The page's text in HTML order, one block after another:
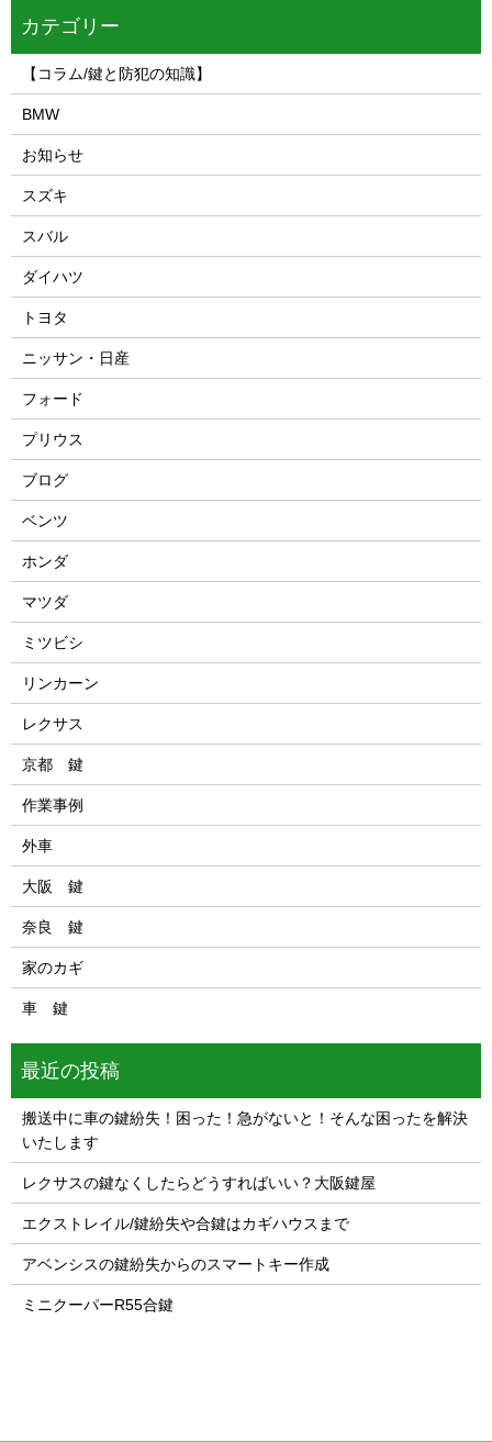
カテゴリー
【コラム/鍵と防犯の知識】
BMW
お知らせ
スズキ
スバル
ダイハツ
トヨタ
ニッサン・日産
フォード
プリウス
ブログ
ベンツ
ホンダ
マツダ
ミツビシ
リンカーン
レクサス
京都 鍵
作業事例
外車
大阪 鍵
奈良 鍵
家のカギ
車 鍵
最近の投稿
搬送中に車の鍵紛失！困った！急がないと！そんな困ったを解決
いたします
レクサスの鍵なくしたらどうすればいい？大阪鍵屋
エクストレイル/鍵紛失や合鍵はカギハウスまで
アベンシスの鍵紛失からのスマートキー作成
ミニクーパーR55合鍵